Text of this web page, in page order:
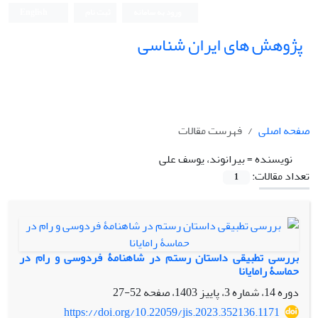
پژوهش های ایران شناسی
صفحه اصلی
فهرست مقالات
نویسنده =بیرانوند، یوسف علی
تعداد مقالات:
1
بررسی تطبیقی داستان رستم در شاهنامۀ فردوسی و رام در
حماسۀ رامایانا
دوره 14، شماره 3، پاییز 1403، صفحه
52-27
https://doi.org/10.22059/jis.2023.352136.1171